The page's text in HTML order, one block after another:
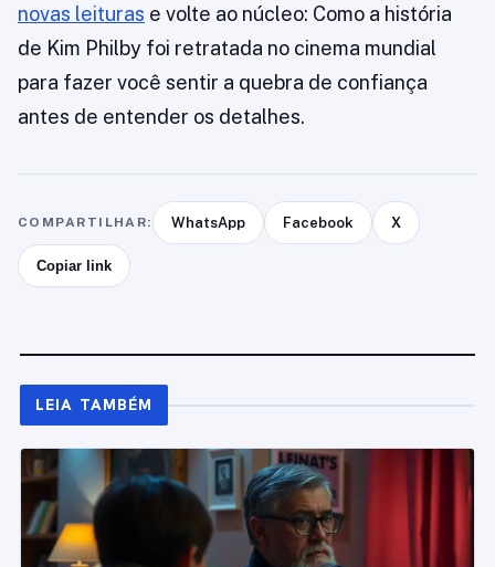
novas leituras e volte ao núcleo: Como a história
de Kim Philby foi retratada no cinema mundial
para fazer você sentir a quebra de confiança
antes de entender os detalhes.
COMPARTILHAR: WhatsApp Facebook X
Copiar link
LEIA TAMBÉM